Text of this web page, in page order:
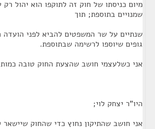
מיום כניסתו של חוק זה לתוקפו הוא יהול רק
שמנויים בתוספת; תוך
שנתיים על שר המשפטים להביא לפני
גופים שיוספו לרשימה שבתוספת.
אני כשלעצמי חושב שהצעת החוק טובה
היו"ר יצחק לוי;
אני חושב שהתיקון נחוץ כדי שהחוק שיישאר